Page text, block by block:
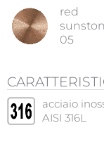
red
05
acciaio
AISI 316L